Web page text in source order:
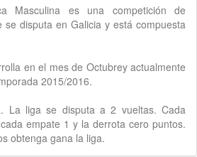
Masculina es una competición de
se disputa en Galicia y está compuesta
en el mes de Octubrey actualmente
2015/2016.
La liga se disputa a 2 vueltas. Cada
empate 1 y la derrota cero puntos.
obtenga gana la liga.